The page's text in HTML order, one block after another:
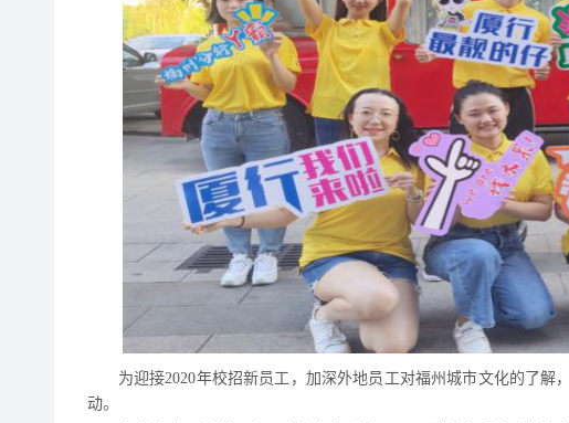
为迎接2020年校招新员工 ， 加深外地员工对福州城市文化的了解，
动。